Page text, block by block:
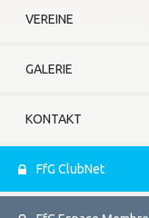
VEREINE
GALERIE
KONTAKT
FfG ClubNet